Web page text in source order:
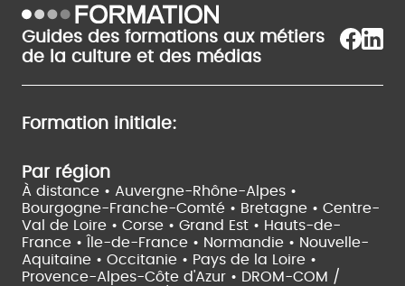
Guides des formations aux métiers
de la culture et des médias
Formation initiale:
Par région
À distance • Auvergne-Rhône-Alpes •
Bourgogne-Franche-Comté • Bretagne • Centre-
Val de Loire • Corse • Grand Est • Hauts-de-
France •
Île-de-France • Normandie • Nouvelle-
Aquitaine • Occitanie • Pays de la Loire •
Provence-Alpes-Côte d'Azur • DROM-COM /